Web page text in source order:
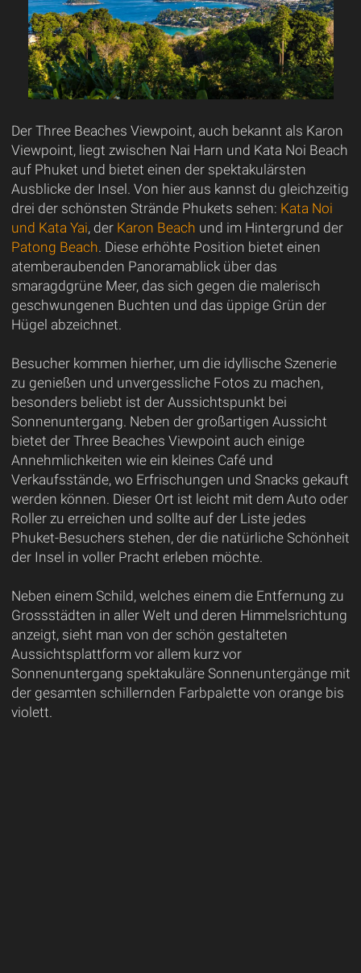
Der Three Beaches Viewpoint, auch bekannt als Karon
Viewpoint, liegt zwischen Nai Harn und Kata Noi Beach
auf Phuket und bietet einen der spektakulärsten
Ausblicke der Insel. Von hier aus kannst du gleichzeitig
drei der schönsten Strände Phukets sehen: Kata Noi
und Kata Yai, der Karon Beach und im Hintergrund der
Patong Beach. Diese erhöhte Position bietet einen
atemberaubenden Panoramablick über das
smaragdgrüne Meer, das sich gegen die malerisch
geschwungenen Buchten und das üppige Grün der
Hügel abzeichnet.
Besucher kommen hierher, um die idyllische Szenerie
zu genießen und unvergessliche Fotos zu machen,
besonders beliebt ist der Aussichtspunkt bei
Sonnenuntergang. Neben der großartigen Aussicht
bietet der Three Beaches Viewpoint auch einige
Annehmlichkeiten wie ein kleines Café und
Verkaufsstände, wo Erfrischungen und Snacks gekauft
werden können. Dieser Ort ist leicht mit dem Auto oder
Roller zu erreichen und sollte auf der Liste jedes
Phuket-Besuchers stehen, der die natürliche Schönheit
der Insel in voller Pracht erleben möchte.
Neben einem Schild, welches einem die Entfernung zu
Grossstädten in aller Welt und deren Himmelsrichtung
anzeigt, sieht man von der schön gestalteten
Aussichtsplattform vor allem kurz vor
Sonnenuntergang spektakuläre Sonnenuntergänge mit
der gesamten schillernden Farbpalette von orange bis
violett.